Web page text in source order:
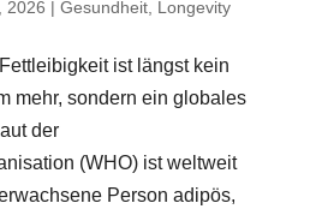
2026 | Gesundheit, Longevity
ist längst kein
mehr, sondern ein globales
der
(WHO) ist weltweit
Person adipös,